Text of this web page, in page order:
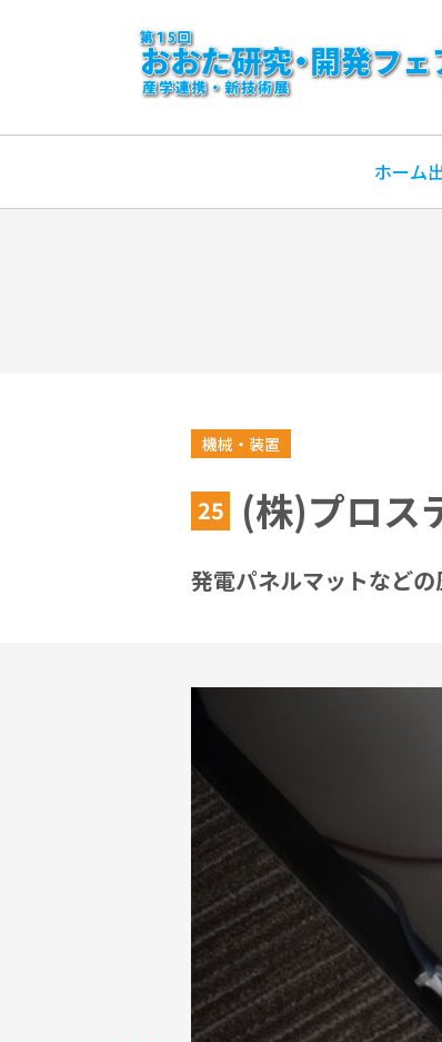
ホーム
機械・装置
25 (株)プロス
発電パネルマットなど